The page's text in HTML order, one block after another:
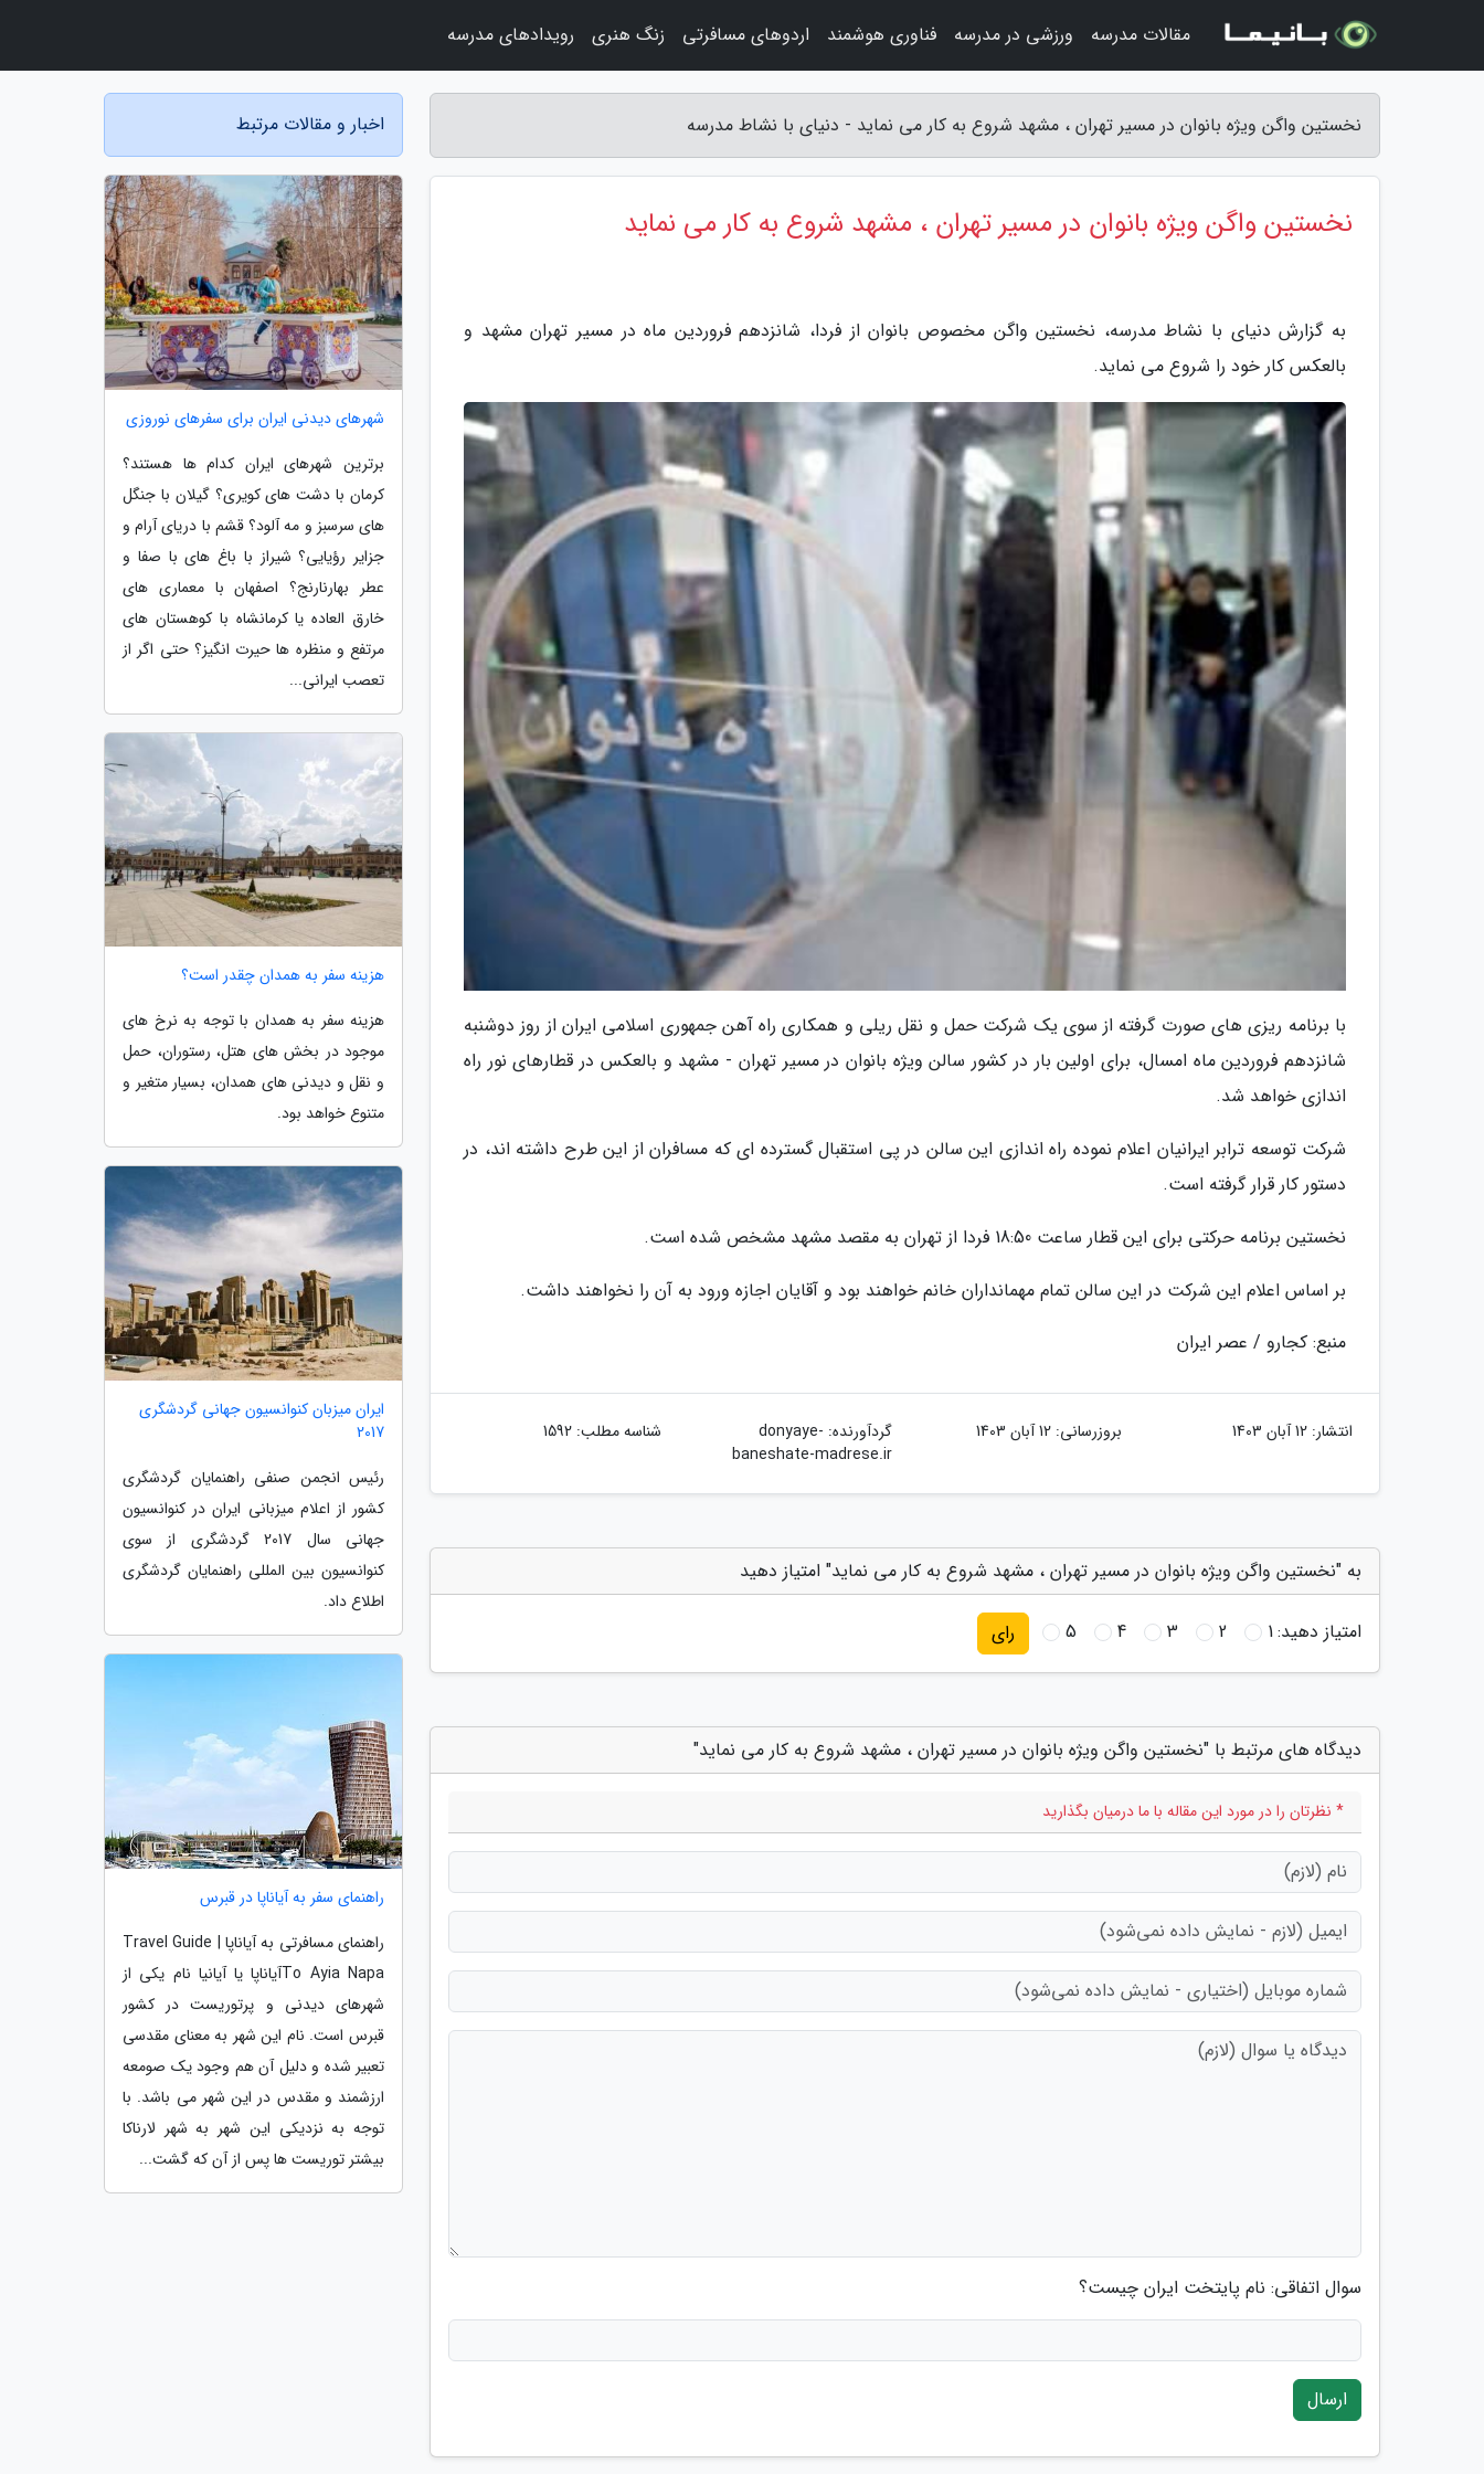
نخستین واگن ویژه بانوان در مسیر تهران ، مشهد شروع به کار می نماید - دنیای با نشاط مدرسه
نخستین واگن ویژه بانوان در مسیر تهران ، مشهد شروع به کار می نماید
به گزارش دنیای با نشاط مدرسه، نخستین واگن مخصوص بانوان از فردا، شانزدهم فروردین ماه در مسیر تهران مشهد و
بالعکس کار خود را شروع می نماید.
با برنامه ریزی های صورت گرفته از سوی یک شرکت حمل و نقل ریلی و همکاری راه آهن جمهوری اسلامی ایران از روز دوشنبه
شانزدهم فروردین ماه امسال، برای اولین بار در کشور سالن ویژه بانوان در مسیر تهران - مشهد و بالعکس در قطارهای نور راه
اندازی خواهد شد.
شرکت توسعه ترابر ایرانیان اعلام نموده راه اندازی این سالن در پی استقبال گسترده ای که مسافران از این طرح داشته اند، در
دستور کار قرار گرفته است.
نخستین برنامه حرکتی برای این قطار ساعت 18:50 فردا از تهران به مقصد مشهد مشخص شده است.
بر اساس اعلام این شرکت در این سالن تمام مهمانداران خانم خواهند بود و آقایان اجازه ورود به آن را نخواهند داشت.
منبع: کجارو / عصر ایران
انتشار: 12 آبان 1403 بروزرسانی: 12 آبان 1403 گردآورنده: donyaye-
baneshate-madrese.ir
شناسه مطلب: 1592
به "نخستین واگن ویژه بانوان در مسیر تهران ، مشهد شروع به کار می نماید" امتیاز دهید
امتیاز دهید:1
2
3
4
5 رای
دیدگاه های مرتبط با "نخستین واگن ویژه بانوان در مسیر تهران ، مشهد شروع به کار می نماید"
* نظرتان را در مورد این مقاله با ما درمیان بگذارید
سوال اتفاقی: نام پایتخت ایران چیست؟
ارسال
اخبار و مقالات مرتبط
شهرهای دیدنی ایران برای سفرهای نوروزی
برترین شهرهای ایران کدام ها هستند؟
کرمان با دشت های کویری؟ گیلان با جنگل
های سرسبز و مه آلود؟ قشم با دریای آرام و
جزایر رؤیایی؟ شیراز با باغ های با صفا و
عطر بهارنارنج؟ اصفهان با معماری های
خارق العاده یا کرمانشاه با کوهستان های
مرتفع و منظره ها حیرت انگیز؟ حتی اگر از
تعصب ایرانی...
هزینه سفر به همدان چقدر است؟
هزینه سفر به همدان با توجه به نرخ های
موجود در بخش های هتل، رستوران، حمل
و نقل و دیدنی های همدان، بسیار متغیر و
متنوع خواهد بود.
ایران میزبان کنوانسیون جهانی گردشگری
2017
رئیس انجمن صنفی راهنمایان گردشگری
کشور از اعلام میزبانی ایران در کنوانسیون
جهانی سال 2017 گردشگری از سوی
کنوانسیون بین المللی راهنمایان گردشگری
اطلاع داد.
راهنمای سفر به آیاناپا در قبرس
راهنمای مسافرتی به آیاناپا | Travel Guide
To Ayia Napaآیاناپا یا آیانیا نام یکی از
شهرهای دیدنی و پرتوریست در کشور
قبرس است. نام این شهر به معنای مقدسی
تعبیر شده و دلیل آن هم وجود یک صومعه
ارزشمند و مقدس در این شهر می باشد. با
توجه به نزدیکی این شهر به شهر لارناکا
بیشتر توریست ها پس از آن که گشت...
مقالات مدرسه ورزشی در مدرسه فناوری هوشمند اردوهای مسافرتی زنگ هنری رویدادهای مدرسه